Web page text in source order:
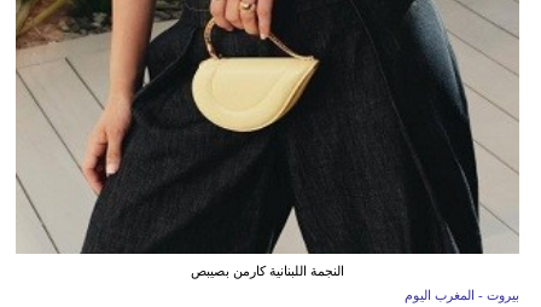
النجمة اللبنانية كارمن بصيبص
بيروت - المغرب اليوم